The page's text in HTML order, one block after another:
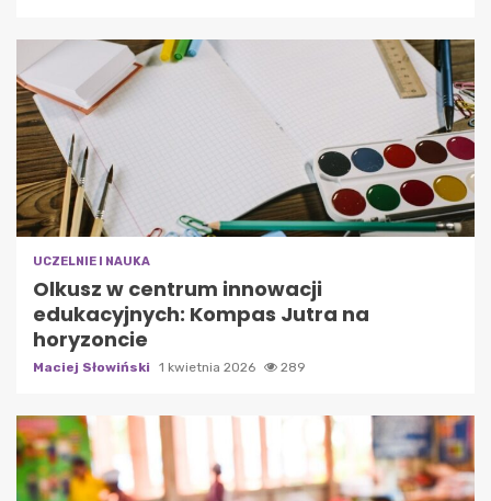
UCZELNIE I NAUKA
Olkusz w centrum innowacji
edukacyjnych: Kompas Jutra na
horyzoncie
Maciej Słowiński 1 kwietnia 2026 289